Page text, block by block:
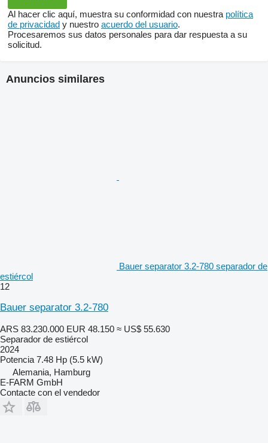
Al hacer clic aquí, muestra su conformidad con nuestra política
de privacidad y nuestro acuerdo del usuario.
Procesaremos sus datos personales para dar respuesta a su
solicitud.
Anuncios similares
Bauer separator 3.2-780 separador de
estiércol
12
Bauer separator 3.2-780
ARS 83.230.000 EUR 48.150 ≈ US$ 55.630
Separador de estiércol
2024
Potencia 7.48 Hp (5.5 kW)
Alemania, Hamburg
E-FARM GmbH
Contacte con el vendedor